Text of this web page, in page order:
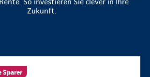
So investieren Sie clever in Ihre
Zukunft.
Sparer